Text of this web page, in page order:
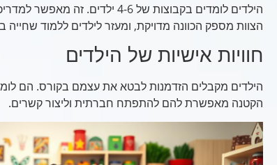
הילדים לומדים בקבוצות של 4-6
הצוות מספק הכוונה מדויקת, ומעזר לילדים ללמוד שחייה
חוויות אישיות של הילדים
הילדים מקבלים הזדמנות לבטא את עצמם בקורס. הם
הקטנה מאפשרת להם להתפתח חברתית וליצור קשרים.